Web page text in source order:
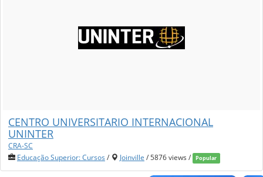
CENTRO UNIVERSITARIO INTERNACIONAL
UNINTER
CRA-SC
Educação Superior: Cursos / Joinville / 5876 views / Popular